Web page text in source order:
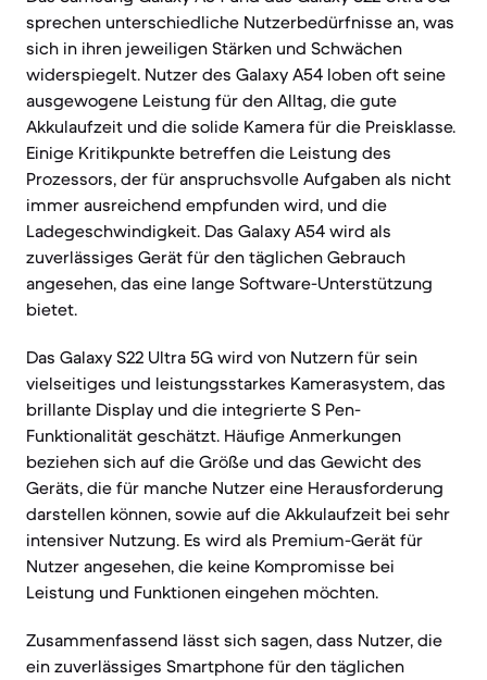
sprechen unterschiedliche Nutzerbedürfnisse an, was
sich in ihren jeweiligen Stärken und Schwächen
widerspiegelt. Nutzer des Galaxy A54 loben oft seine
ausgewogene Leistung für den Alltag, die gute
Akkulaufzeit und die solide Kamera für die Preisklasse.
Einige Kritikpunkte betreffen die Leistung des
Prozessors, der für anspruchsvolle Aufgaben als nicht
immer ausreichend empfunden wird, und die
Ladegeschwindigkeit. Das Galaxy A54 wird als
zuverlässiges Gerät für den täglichen Gebrauch
angesehen, das eine lange Software-Unterstützung
bietet.
Das Galaxy S22 Ultra 5G wird von Nutzern für sein
vielseitiges und leistungsstarkes Kamerasystem, das
brillante Display und die integrierte S Pen-
Funktionalität geschätzt. Häufige Anmerkungen
beziehen sich auf die Größe und das Gewicht des
Geräts, die für manche Nutzer eine Herausforderung
darstellen können, sowie auf die Akkulaufzeit bei sehr
intensiver Nutzung. Es wird als Premium-Gerät für
Nutzer angesehen, die keine Kompromisse bei
Leistung und Funktionen eingehen möchten.
Zusammenfassend lässt sich sagen, dass Nutzer, die
ein zuverlässiges Smartphone für den täglichen